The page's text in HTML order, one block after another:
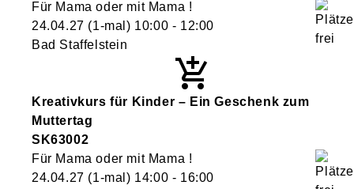
Für Mama oder mit Mama !
24.04.27 (1-mal) 10:00 - 12:00
Bad Staffelstein
Kreativkurs für Kinder – Ein Geschenk zum
Muttertag
SK63002
Für Mama oder mit Mama !
24.04.27 (1-mal) 14:00 - 16:00